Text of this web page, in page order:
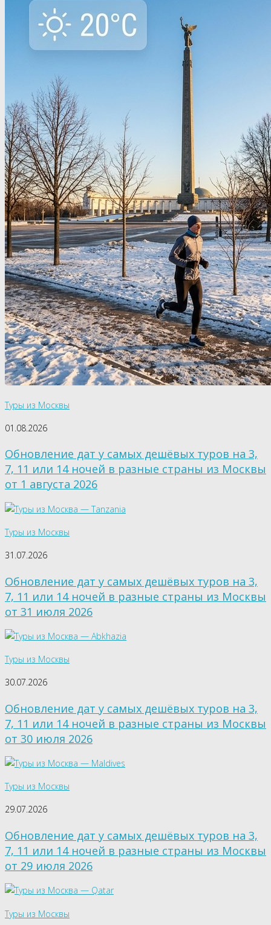
Туры из Москвы
01.08.2026
Обновление дат у самых дешёвых туров на 3,
7, 11 или 14 ночей в разные страны из Москвы
от 1 августа 2026
Туры из Москвы
31.07.2026
Обновление дат у самых дешёвых туров на 3,
7, 11 или 14 ночей в разные страны из Москвы
от 31 июля 2026
Туры из Москвы
30.07.2026
Обновление дат у самых дешёвых туров на 3,
7, 11 или 14 ночей в разные страны из Москвы
от 30 июля 2026
Туры из Москвы
29.07.2026
Обновление дат у самых дешёвых туров на 3,
7, 11 или 14 ночей в разные страны из Москвы
от 29 июля 2026
Туры из Москвы